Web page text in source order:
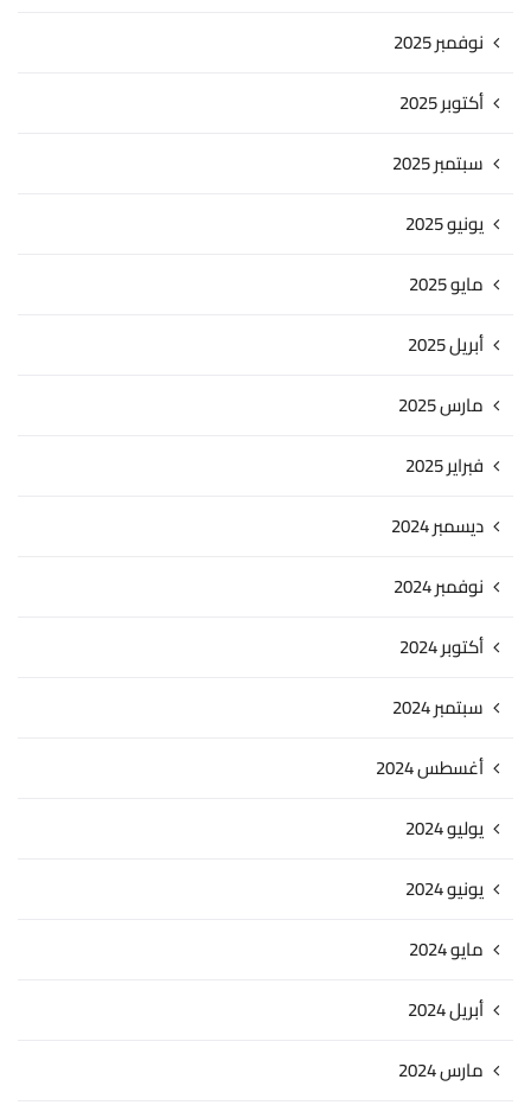
نوفمبر 2025
أكتوبر 2025
سبتمبر 2025
يونيو 2025
مايو 2025
أبريل 2025
مارس 2025
فبراير 2025
ديسمبر 2024
نوفمبر 2024
أكتوبر 2024
سبتمبر 2024
أغسطس 2024
يوليو 2024
يونيو 2024
مايو 2024
أبريل 2024
مارس 2024